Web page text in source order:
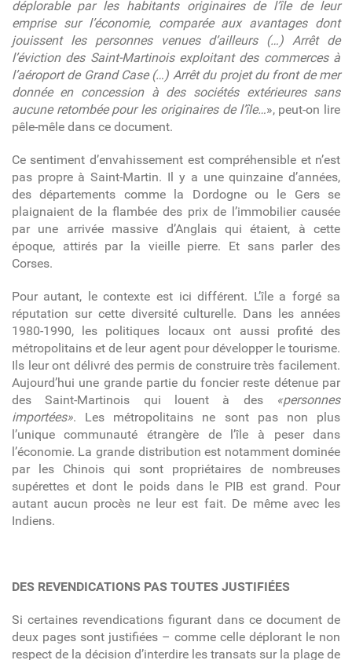
déplorable par les habitants originaires de l’île de leur
emprise sur l’économie, comparée aux avantages dont
jouissent les personnes venues d’ailleurs (…) Arrêt de
l’éviction des Saint-Martinois exploitant des commerces à
l’aéroport de Grand Case (…) Arrêt du projet du front de mer
donnée en concession à des sociétés extérieures sans
aucune retombée pour les originaires de l’île…», peut-on lire
pêle-mêle dans ce document.
Ce sentiment d’envahissement est compréhensible et n’est
pas propre à Saint-Martin. Il y a une quinzaine d’années,
des départements comme la Dordogne ou le Gers se
plaignaient de la flambée des prix de l’immobilier causée
par une arrivée massive d’Anglais qui étaient, à cette
époque, attirés par la vieille pierre. Et sans parler des
Corses.
Pour autant, le contexte est ici différent. L’île a forgé sa
réputation sur cette diversité culturelle. Dans les années
1980-1990, les politiques locaux ont aussi profité des
métropolitains et de leur agent pour développer le tourisme.
Ils leur ont délivré des permis de construire très facilement.
Aujourd’hui une grande partie du foncier reste détenue par
des Saint-Martinois qui louent à des «personnes
importées». Les métropolitains ne sont pas non plus
l’unique communauté étrangère de l’île à peser dans
l’économie. La grande distribution est notamment dominée
par les Chinois qui sont propriétaires de nombreuses
supérettes et dont le poids dans le PIB est grand. Pour
autant aucun procès ne leur est fait. De même avec les
Indiens.
DES REVENDICATIONS PAS TOUTES JUSTIFIÉES
Si certaines revendications figurant dans ce document de
deux pages sont justifiées – comme celle déplorant le non
respect de la décision d’interdire les transats sur la plage de